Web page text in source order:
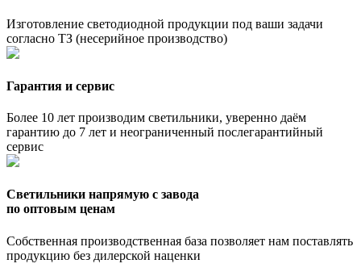
Изготовление светодиодной продукции под ваши задачи
согласно ТЗ (несерийное производство)
Гарантия и сервис
Более 10 лет производим светильники, уверенно даём
гарантию до 7 лет и неограниченный послегарантийный
сервис
Светильники напрямую с завода
по оптовым ценам
Собственная производственная база позволяет нам поставлять
продукцию без дилерской наценки